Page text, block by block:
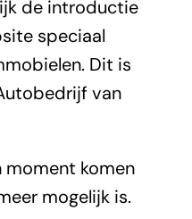
de introductie
speciaal
Dit is
van
moment komen
mogelijk is.